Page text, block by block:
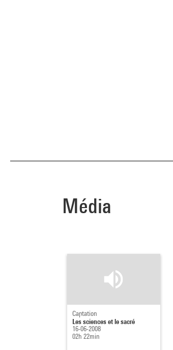
Média
Captation
Les sciences et le sacré
16-06-2008
02h 22min